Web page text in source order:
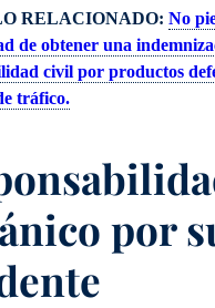
RELACIONADO: No
de obtener una
civil por productos
tráfico.
por